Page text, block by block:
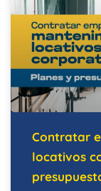
Contratar
locativos